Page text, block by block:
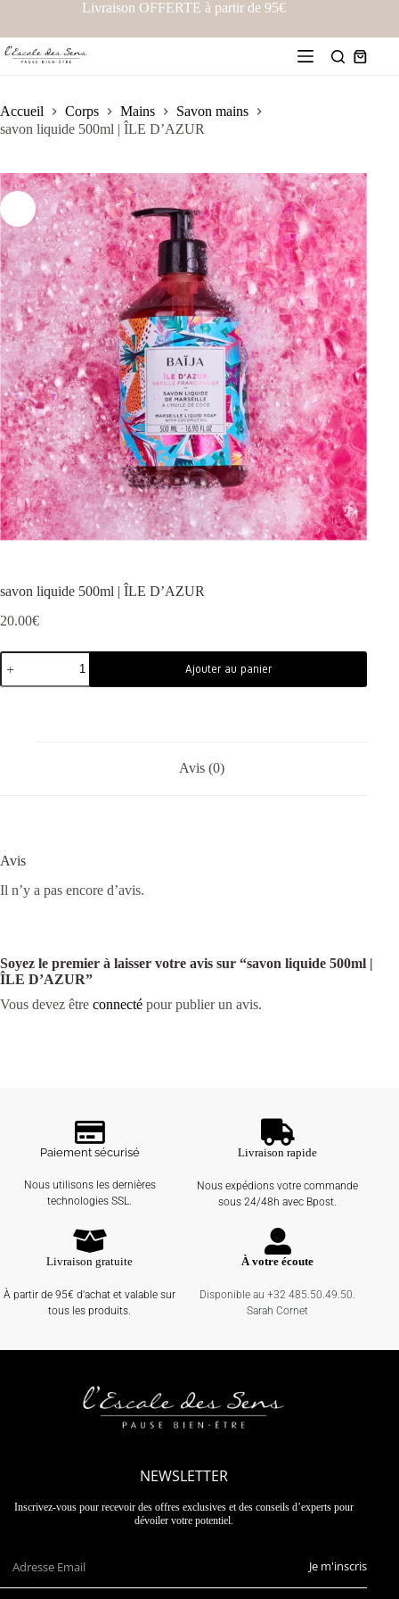
Livraison OFFERTE à partir de 95€
Accueil Corps Mains
Savon mains
savon liquide 500ml | ÎLE D’AZUR
savon liquide 500ml | ÎLE D’AZUR
20.00€
Ajouter au panier
Avis (0)
Avis
Il n’y a pas encore d’avis.
Soyez le premier à laisser votre avis sur “savon liquide 500ml |
ÎLE D’AZUR”
Vous devez être connecté pour publier un avis.
Paiement sécurisé
Nous utilisons les dernières
technologies SSL.
Livraison rapide
Nous expédions votre commande
sous 24/48h avec Bpost.
Livraison gratuite
À partir de 95€ d'achat et valable sur
tous les produits.
À votre écoute
Disponible au +32 485.50.49.50.
Sarah Cornet
NEWSLETTER
Inscrivez-vous pour recevoir des offres exclusives et des conseils d’experts pour
dévoiler votre potentiel.
Je m'inscris